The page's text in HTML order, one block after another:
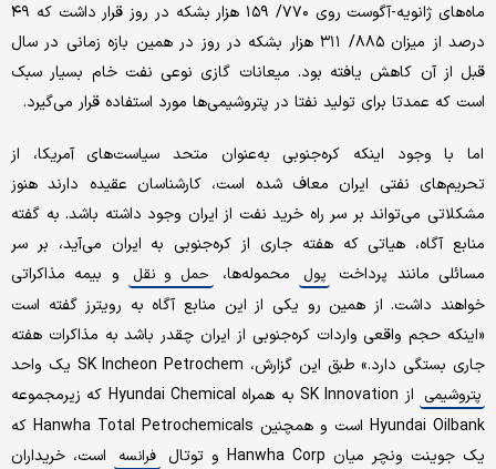
ماه‌های ژانویه-آگوست روی ۷۷۰/ ۱۵۹ هزار بشکه در روز قرار داشت که ۴۹
درصد از میزان ۸۸۵/ ۳۱۱ هزار بشکه در روز در همین بازه زمانی در سال
قبل از آن کاهش یافته بود. میعانات گازی نوعی نفت خام بسیار سبک
است که عمدتا برای تولید نفتا در پتروشیمی‌ها مورد استفاده قرار می‌گیرد.
اما با وجود اینکه کره‌جنوبی به‌عنوان متحد سیاست‌های آمریکا، از
تحریم‌های نفتی ایران معاف شده است، کارشناسان عقیده دارند هنوز
مشکلاتی می‌تواند بر سر راه خرید نفت از ایران وجود داشته باشد. به گفته
منابع آگاه، هیاتی که هفته جاری از کره‌جنوبی به ایران می‌آید، بر سر
مسائلی مانند پرداخت
پول محموله‌ها، حمل و نقل
و بیمه مذاکراتی
خواهند داشت. از همین رو یکی از این منابع آگاه به رویترز گفته است
«اینکه حجم واقعی واردات کره‌جنوبی از ایران چقدر باشد به مذاکرات هفته
جاری بستگی دارد.» طبق این گزارش، SK Incheon Petrochem یک واحد
پتروشیمی
از SK Innovation به همراه Hyundai Chemical که زیرمجموعه
Hyundai Oilbank است و همچنین Hanwha Total Petrochemicals که
یک جوینت ونچر میان Hanwha Corp و توتال
فرانسه
است، خریداران